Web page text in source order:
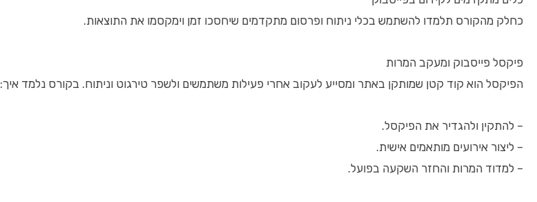
כחלק מהקורס תלמדו להשתמש בכלי ניתוח ופרסום מתקדמים שיחסכו זמן וימקסמו את התוצאות.
פיקסל פייסבוק ומעקב המרות
הפיקסל הוא קוד קטן שמותקן באתר ומסייע לעקוב אחרי פעילות משתמשים ולשפר טירגוט וניתוח. בקורס נלמד איך:
– להתקין ולהגדיר את הפיקסל.
– ליצור אירועים מותאמים אישית.
– למדוד המרות והחזר השקעה בפועל.